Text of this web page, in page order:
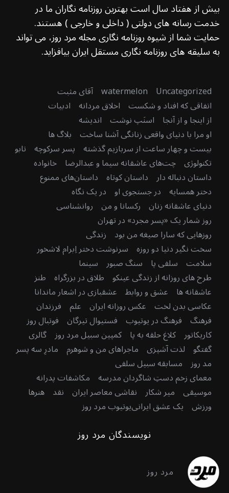
بیش از هفتاد سال است بهترین روزنامه نگاران ما در
خدمت رسانه های دولتی ( داخلی و خارجی ) هستند.
حمایت شما از شیوه روزنامه نگاری مجله مرد روز، می تواند
به سلیقه های روزنامه نگاری مستقل ایران بیافزاید.
Uncategorized
watermelon آقای مثبت
اتفاقی که افتاد و شکست اخلاق مردانه ادبیات
از اینجا و از آنجا اسنَپ نوشت اندیشه
او مرا با دنیای واقعی زنانگی آشنا ساخت بلاگ ها
بیست و چهار ساعت از سربازیم گذشته پسر سرکوچه تابو
تکنولوژی چت‌های عاشقانه سیما و عبدالرضا خانواده
داستان دنباله دار داستان کوتاه داستان‌های ممنوع
دختر همسایه در جستجوی او در یک نگاه
دنیای عاشقانه زنان رکسانا و من روانشناسی
روز شمار یک «پسر مجرد» در تهران
روزهایی که سارا صیغه من بود زندگی
سخت نگیر دنیا دو روزه سرنوشت دختر اِبرام لاشخور
سلامت سلفی پا سنگ صبور سینما
طرح های روزانه از زندگی عینکو طلاق در بزرگراه طنز
عاشقانه ها عشق و روابط عشقبازی در اشعار ماندانا
عکاسی بدن لخت عکس روزانه ایران علم فرزندان
فرهنگ فرهنگ در یوتیوب فستیوال تیرگان فوتبال روز
کاریکاتور کلاغ حلقه به پا کمپین سبیل مرد روز گالری
گفتگو لذت آشپزی ماجراهای من و شوهرم مادرِ سه پسر
مد روز مسابقه سبیل سلفی
معمای زخم دستِ شاگردان مدرسه مکاشفات پدرانه
موسیقی میر شکار نقاشی معاصر ایران نقد هنرها
ورزش یک عشق ایرانییوتیوب مرد روز
نویسندگان مرد روز
مرد روز